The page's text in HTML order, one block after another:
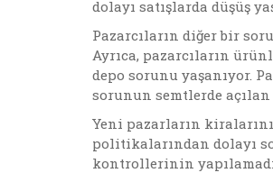
dolayı satışlarda düşüş
Pazarcıların diğer bir
Ayrıca, pazarcıların
depo sorunu yaşanıyor.
sorunun semtlerde
Yeni pazarların
politikalarından dolayı
kontrollerinin